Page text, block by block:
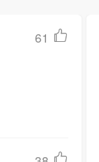
61